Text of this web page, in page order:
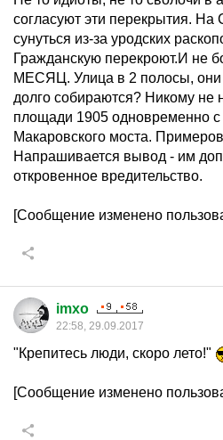
согласуют эти перекрытия. На
сунуться из-за уродских
Гражданскую перекроют.И не
МЕСЯЦ. Улица в 2 полосы, они
долго собираются? Никому не
площади 1905 одновременно
Макаровского моста.
Напрашивается вывод - им
откровенное вредительство.
[Сообщение изменено
imxo
22:58, 29.09.2017
"Крепитесь люди, скоро лето!"
[Сообщение изменено